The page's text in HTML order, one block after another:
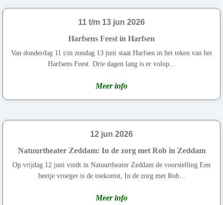
11 t/m 13 jun 2026
Harfsens Feest in Harfsen
Van donderdag 11 t/m zondag 13 juni staat Harfsen in het teken van het
Harfsens Feest. Drie dagen lang is er volop...
Meer info
12 jun 2026
Natuurtheater Zeddam: In de zorg met Rob in Zeddam
Op vrijdag 12 juni vindt in Natuurtheater Zeddam de voorstelling Een
beetje vroeger is de toekomst, In de zorg met Rob...
Meer info